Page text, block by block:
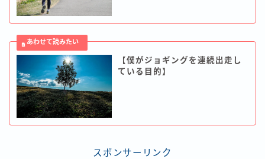
【僕がジョギングを連続出走し
ている目的】
スポンサーリンク